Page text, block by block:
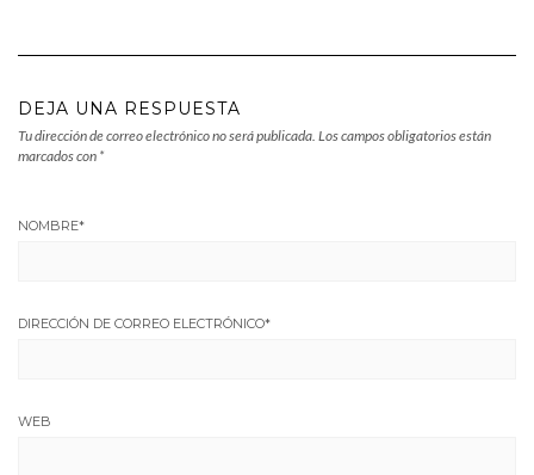
DEJA UNA RESPUESTA
Tu dirección de correo electrónico no será publicada. Los campos obligatorios están
marcados con *
NOMBRE*
DIRECCIÓN DE CORREO ELECTRÓNICO*
WEB